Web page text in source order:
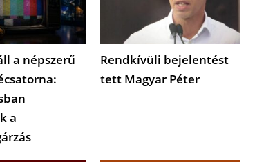
a népszerű
a
Rendkívüli bejelentést
tett Magyar Péter